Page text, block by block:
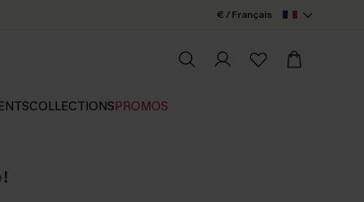
€ / Français
COLLECTIONSPROMOS
!